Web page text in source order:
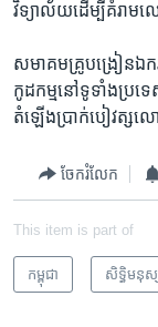
វិទ្យាល័យ​ដើម្បី​គំរាម​
សមាគម​គ្រូបង្រៀន​ឯក
កូដកម្ម​នៅ​ទូទាំង​ប្រទ
តំឡើង​ប្រាក់​បៀវត្ស​ល
ចែករំលែក
This item is part of
កម្ពុជា សិទ្ធិ​មនុស្